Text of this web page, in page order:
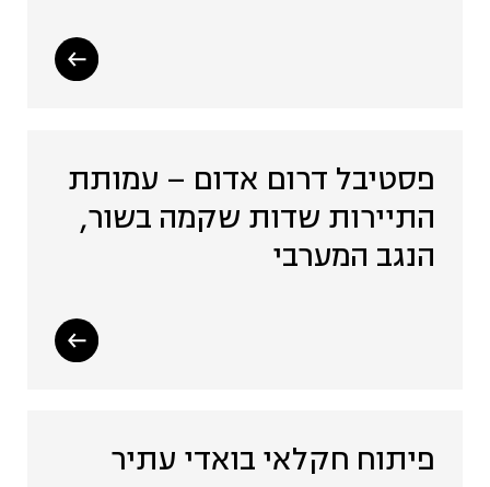
פסטיבל דרום אדום – עמותת
התיירות שדות שקמה בשור,
הנגב המערבי
פיתוח חקלאי בואדי עתיר